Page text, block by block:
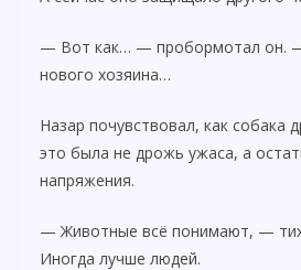
— Вот как… — пробормотал он.
нового хозяина…
Назар почувствовал, как собака
это была не дрожь ужаса, а
напряжения.
— Животные всё понимают, —
Иногда лучше людей.